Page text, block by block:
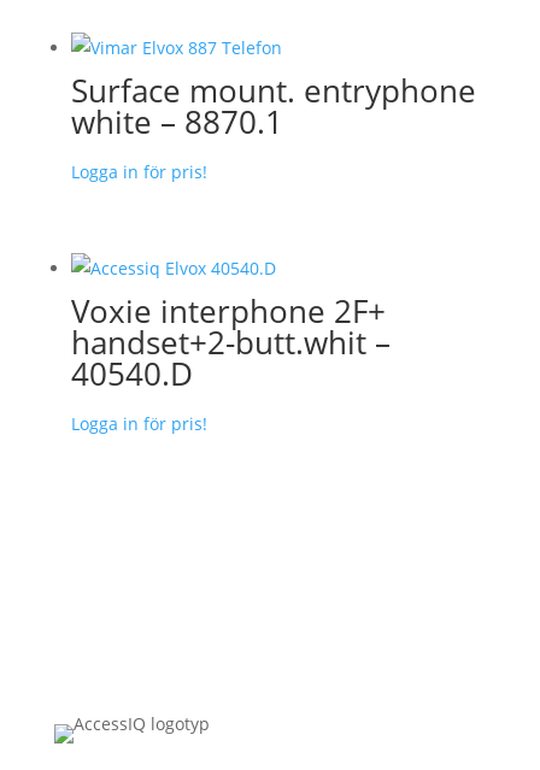
Surface mount. entryphone
white – 8870.1
Logga in för pris!
Voxie interphone 2F+
handset+2-butt.whit –
40540.D
Logga in för pris!